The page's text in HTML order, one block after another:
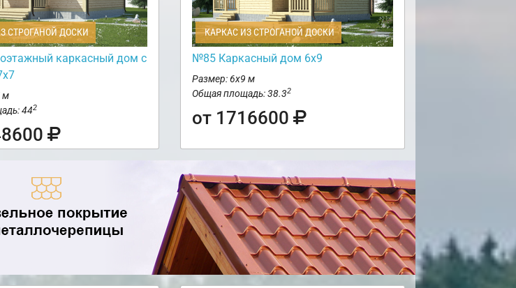
СТРОГАНОЙ ДОСКИ
каркасный дом с
м
442
КАРКАС ИЗ СТРОГАНОЙ ДОСКИ
№85 Каркасный дом 6х9
Размер: 6х9 м
Общая площадь: 38.32
от 1716600